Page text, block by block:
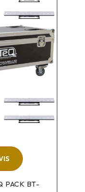
PACK BT-